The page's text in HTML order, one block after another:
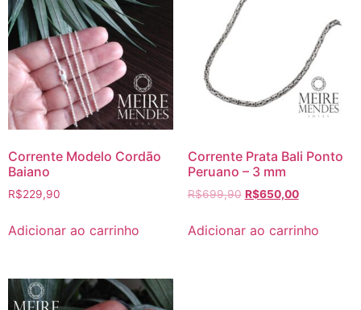
Corrente Modelo Cordão
Baiano
R$229,90
Adicionar ao carrinho
Corrente Prata Bali Ponto
Peruano – 3 mm
R$699,90 R$650,00
Adicionar ao carrinho